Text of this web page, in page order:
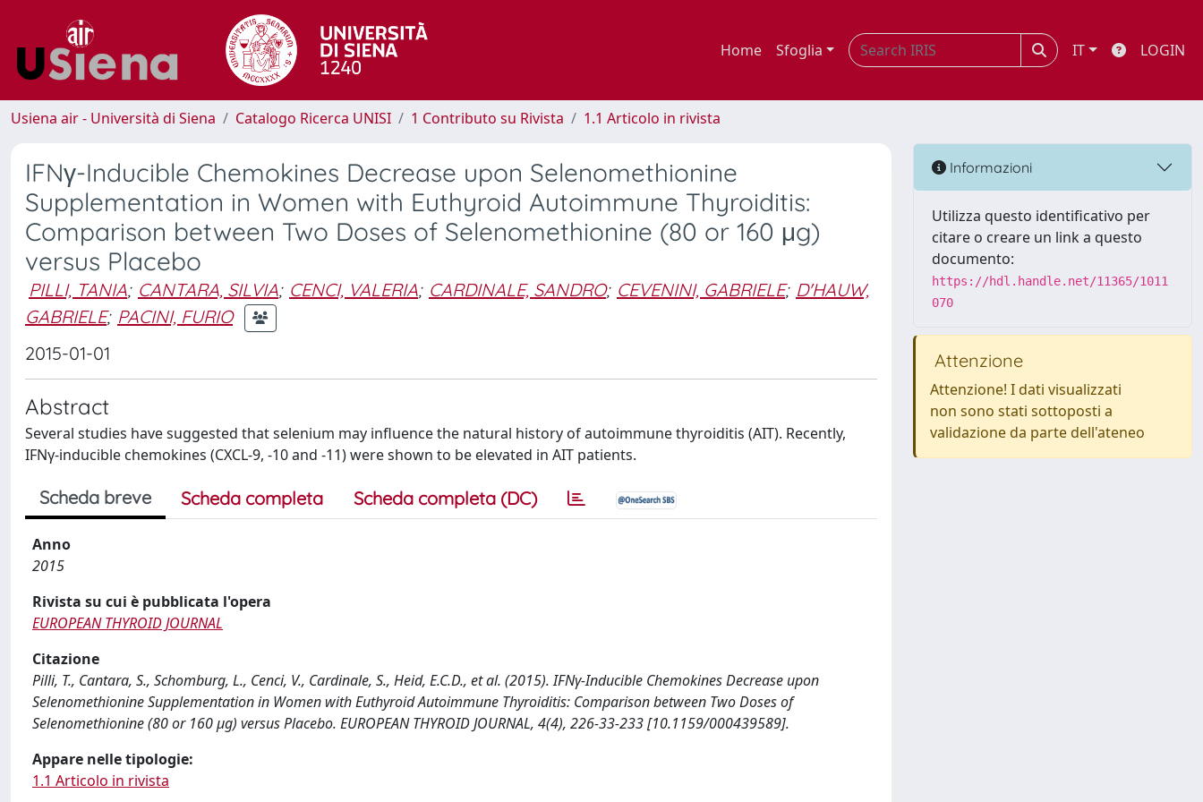
Home Sfoglia IT LOGIN
Usiena air - Università di Siena Catalogo Ricerca UNISI 1 Contributo su Rivista 1.1 Articolo in rivista
IFNγ-Inducible Chemokines Decrease upon Selenomethionine
Supplementation in Women with Euthyroid Autoimmune Thyroiditis:
Comparison between Two Doses of Selenomethionine (80 or 160 μg)
versus Placebo
PILLI, TANIA; CANTARA, SILVIA; CENCI, VALERIA; CARDINALE, SANDRO; CEVENINI, GABRIELE; D'HAUW,
GABRIELE; PACINI, FURIO
2015-01-01
Abstract
Several studies have suggested that selenium may influence the natural history of autoimmune thyroiditis (AIT). Recently,
IFNγ-inducible chemokines (CXCL-9, -10 and -11) were shown to be elevated in AIT patients.
Scheda breve Scheda completa Scheda completa (DC)
Anno
2015
Rivista su cui è pubblicata l'opera
EUROPEAN THYROID JOURNAL
Citazione
Pilli, T., Cantara, S., Schomburg, L., Cenci, V., Cardinale, S., Heid, E.C.D., et al. (2015). IFNγ-Inducible Chemokines Decrease upon
Selenomethionine Supplementation in Women with Euthyroid Autoimmune Thyroiditis: Comparison between Two Doses of
Selenomethionine (80 or 160 μg) versus Placebo. EUROPEAN THYROID JOURNAL, 4(4), 226-33-233 [10.1159/000439589].
Appare nelle tipologie:
1.1 Articolo in rivista
Informazioni
Utilizza questo identificativo per
citare o creare un link a questo
documento:
https://hdl.handle.net/11365/1011
070
Attenzione
Attenzione! I dati visualizzati
non sono stati sottoposti a
validazione da parte dell'ateneo